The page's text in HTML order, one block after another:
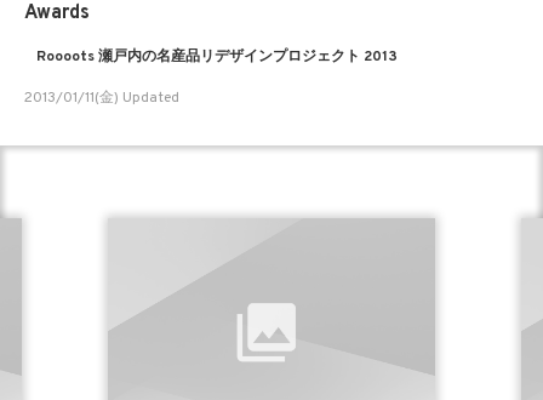
Awards
Roooots 瀬戸内の名産品リデザインプロジェクト 2013
2013/01/11(金) Updated